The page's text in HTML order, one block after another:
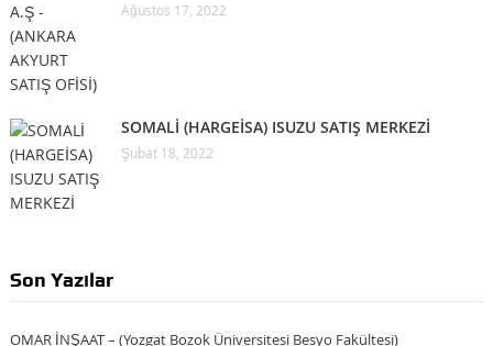
Ağustos 17, 2022
SOMALİ (HARGEİSA) ISUZU SATIŞ MERKEZİ
Şubat 18, 2022
Son Yazılar
OMAR İNŞAAT – (Yozgat Bozok Üniversitesi Besyo Fakültesi)